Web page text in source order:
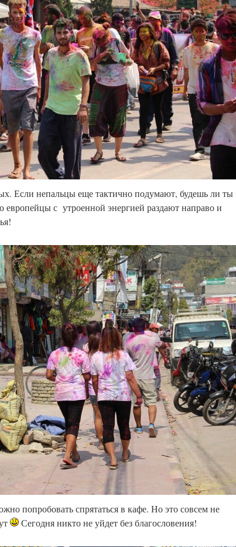
Если непальцы еще тактично подумают, будешь ли ты
европейцы с утроенной энергией раздают направо и
попробовать спрятаться в кафе. Но это совсем не
Сегодня никто не уйдет без благословения!